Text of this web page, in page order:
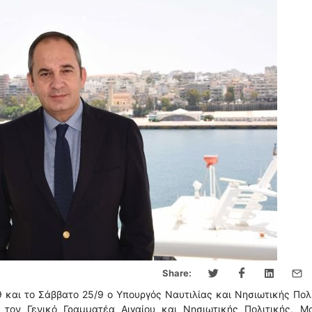
Share:
το Σάββατο 25/9 ο Υπουργός Ναυτιλίας και Νησιωτικής
Γενικό Γραμματέα Αιγαίου και Νησιωτικής Πολιτικής,